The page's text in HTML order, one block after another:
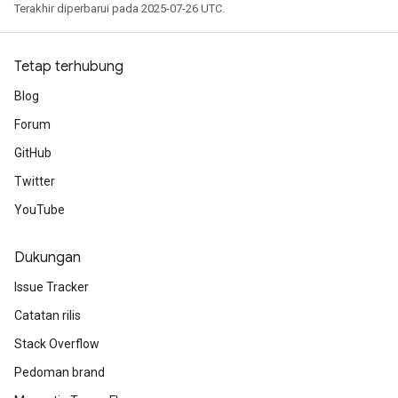
Terakhir diperbarui pada 2025-07-26 UTC.
Tetap terhubung
Blog
Forum
GitHub
Twitter
YouTube
Dukungan
Issue Tracker
Catatan rilis
Stack Overflow
Pedoman brand